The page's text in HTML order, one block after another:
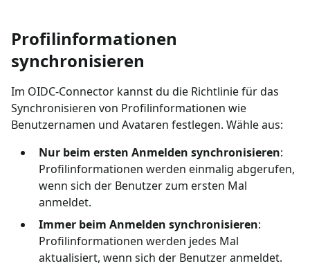
Profilinformationen
synchronisieren
Im OIDC-Connector kannst du die Richtlinie für das
Synchronisieren von Profilinformationen wie
Benutzernamen und Avataren festlegen. Wähle aus:
Nur beim ersten Anmelden synchronisieren:
Profilinformationen werden einmalig abgerufen,
wenn sich der Benutzer zum ersten Mal
anmeldet.
Immer beim Anmelden synchronisieren:
Profilinformationen werden jedes Mal
aktualisiert, wenn sich der Benutzer anmeldet.